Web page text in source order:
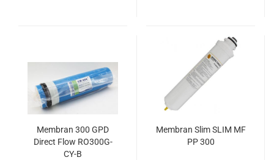
Membran 300 GPD
Direct Flow RO300G-
CY-B
Membran Slim SLIM MF
PP 300